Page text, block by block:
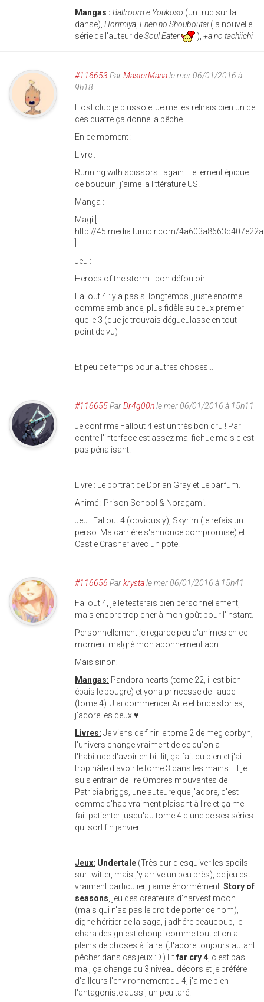
Mangas : Ballroom e Youkoso (un truc sur la
danse), Horimiya Enen no Shouboutai (la nouvelle
série de l'auteur deSoul Eater ), +a no tachiichi
#116653 ParMasterManale mer 06/01/2016 à
9h18
Host club je plussoie. Je me les relirais bien un de
ces quatre ça donne la pêche.
En ce moment :
Livre :
Running with scissors : again. Tellement épique
ce bouquin, j'aime la littérature US.
Manga :
Magi [
http://45.media.tumblr.com/
Jeu :
Heroes of the storm : bon défouloir
Fallout 4 : y a pas si longtemps , juste énorme
comme ambiance, plus fidèle au deux premier
que le 3 (que je trouvais dégueulasse en tout
point de vu)
Et peu de temps pour autres choses...
#116655ParDr4g00nle mer 06/01/2016 à 15h11
Je confirme Fallout 4 est un très bon cru ! Par
contre l'interface est assez mal fichue mais c'est
pas pénalisant.
Livre : Le portrait de Dorian Gray et Le parfum.
Animé : Prison School & Noragami.
Jeu : Fallout 4 (obviously), Skyrim (je refais un
perso. Ma carrière s'annonce compromise) et
Castle Crasher avec un pote.
#116656 Parkrystale mer 06/01/2016 à 15h41
Fallout 4, je le testerais bien personnellement,
mais encore trop cher à mon goût pour l'instant.
Personnellement je regarde peu d'animes en ce
moment malgrè mon abonnement adn.
Mais sinon:
Mangas: Pandora hearts (tome 22, il est bien
épais le bougre) et yona princesse de l'aube
(tome 4). J'ai commencer Arte et bride stories,
j'adore les deux ♥.
Livres: Je viens de finir le tome 2 de meg corbyn,
l'univers change vraiment de ce qu'on a
l'habitude d'avoir en bit-lit, ça fait du bien et j'ai
trop hâte d'avoir le tome 3 dans les mains. Et je
suis entrain de lire Ombres mouvantes de
Patricia briggs, une auteure que j'adore, c'est
comme d'hab vraiment plaisant à lire et ça me
fait patienter jusqu'au tome 4 d'une de ses séries
qui sort fin janvier.
Jeux: Undertale (Très dur d'esquiver les spoils
sur twitter, mais j'y arrive un peu près), ce jeu est
vraiment particulier, j'aime énormément. Story of
seasons, jeu des créateurs d'harvest moon
(mais qui n'as pas le droit de porter ce nom),
digne héritier de la saga, j'adhére beaucoup, le
chara design est choupi comme tout et on a
pleins de choses à faire. (J'adore toujours autant
pêcher dans ces jeux :D.) Etfar cry 4, c'est pas
mal, ça change du 3 niveau décors et je préfére
d'ailleurs l'environnement du 4, j'aime bien
l'antagoniste aussi, un peu taré.